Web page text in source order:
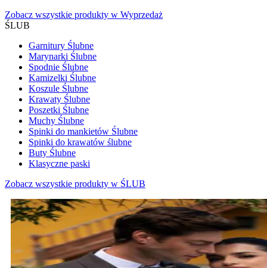
Zobacz wszystkie produkty w Wyprzedaż
ŚLUB
Garnitury Ślubne
Marynarki Ślubne
Spodnie Ślubne
Kamizelki Ślubne
Koszule Ślubne
Krawaty Ślubne
Poszetki Ślubne
Muchy Ślubne
Spinki do mankietów Ślubne
Spinki do krawatów ślubne
Buty Ślubne
Klasyczne paski
Zobacz wszystkie produkty w ŚLUB